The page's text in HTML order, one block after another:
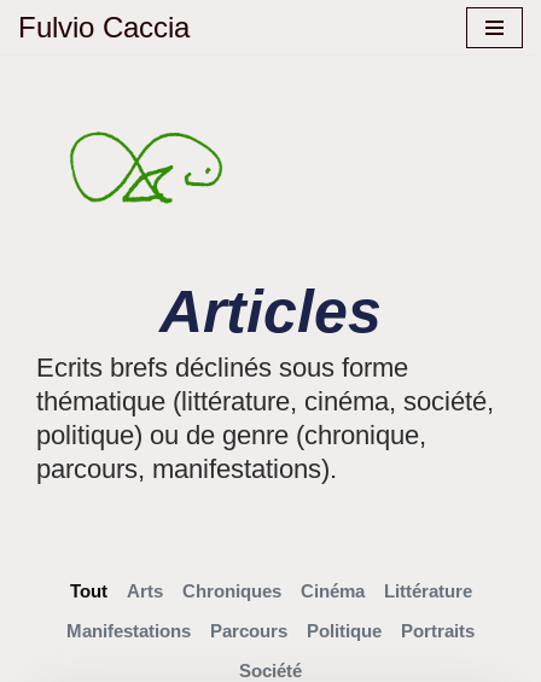
Fulvio Caccia
Articles
Ecrits brefs déclinés sous forme
thématique (littérature, cinéma, société,
politique) ou de genre (chronique,
parcours, manifestations).
Arts Chroniques Cinéma
Littérature
Manifestations
Parcours Politique
Portraits
Société
Tout